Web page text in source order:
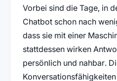
Vorbei sind die Tage, in
Chatbot schon nach
dass sie mit einer
stattdessen wirken
persönlich und nahbar.